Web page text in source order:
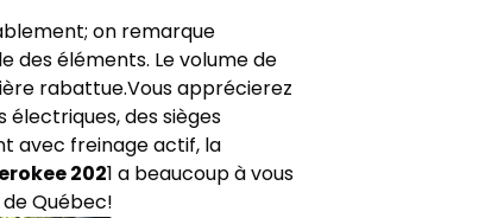
on remarque
des éléments. Le volume de
rabattue.Vous apprécierez
des sièges
avec freinage actif, la
2021 a beaucoup à vous
Québec!